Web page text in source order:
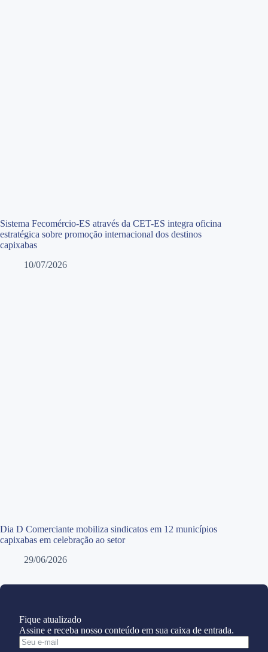
Sistema Fecomércio-ES através da CET-ES integra oficina
estratégica sobre promoção internacional dos destinos
capixabas
10/07/2026
Dia D Comerciante mobiliza sindicatos em 12 municípios
capixabas em celebração ao setor
29/06/2026
Fique atualizado
Assine e receba nosso conteúdo em sua caixa de entrada.